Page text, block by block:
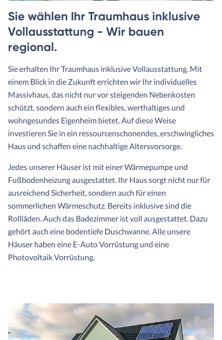
Sie wählen Ihr Traumhaus inklusive
Vollausstattung - Wir bauen
regional.
Sie erhalten Ihr Traumhaus inklusive Vollausstattung. Mit
einem Blick in die Zukunft errichten wir Ihr individuelles
Massivhaus, das nicht nur vor steigenden Nebenkosten
schützt, sondern auch ein flexibles, werthaltiges und
wohngesundes Eigenheim bietet. Auf diese Weise
investieren Sie in ein ressourcenschonendes, erschwingliches
Haus und schaffen eine nachhaltige Altersvorsorge.
Jedes unserer Häuser ist mit einer Wärmepumpe und
Fußbodenheizung ausgestattet. Ihr Haus sorgt nicht nur für
ausreichend Sicherheit, sondern auch für einen
sommerlichen Wärmeschutz. Bereits inklusive sind die
Rollläden. Auch das Badezimmer ist voll ausgestattet. Dazu
gehört auch eine bodentiefe Duschwanne. Alle unsere
Häuser haben eine E-Auto Vorrüstung und eine
Photovoltaik Vorrüstung.